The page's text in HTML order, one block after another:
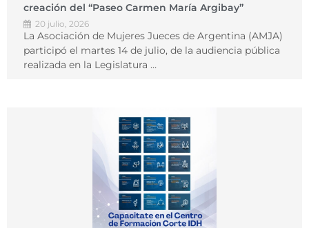
creación del “Paseo Carmen María Argibay”
20 julio, 2026
La Asociación de Mujeres Jueces de Argentina (AMJA)
participó el martes 14 de julio, de la audiencia pública
realizada en la Legislatura …